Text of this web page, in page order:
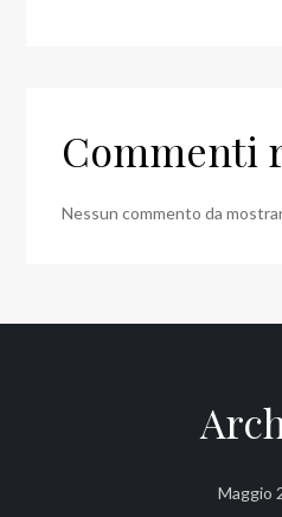
Commenti
Nessun commento da
Maggio